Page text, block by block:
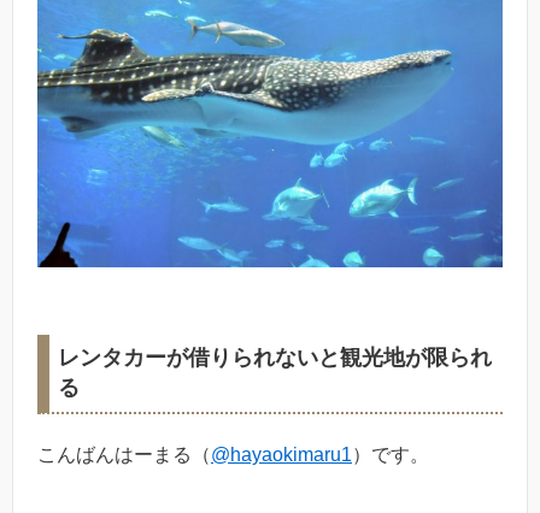
レンタカーが借りられないと観光地が限られ
る
こんばんはーまる（@hayaokimaru1）です。